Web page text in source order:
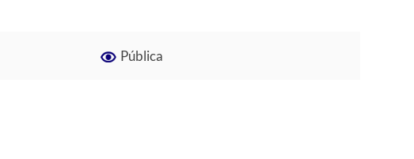
Pública